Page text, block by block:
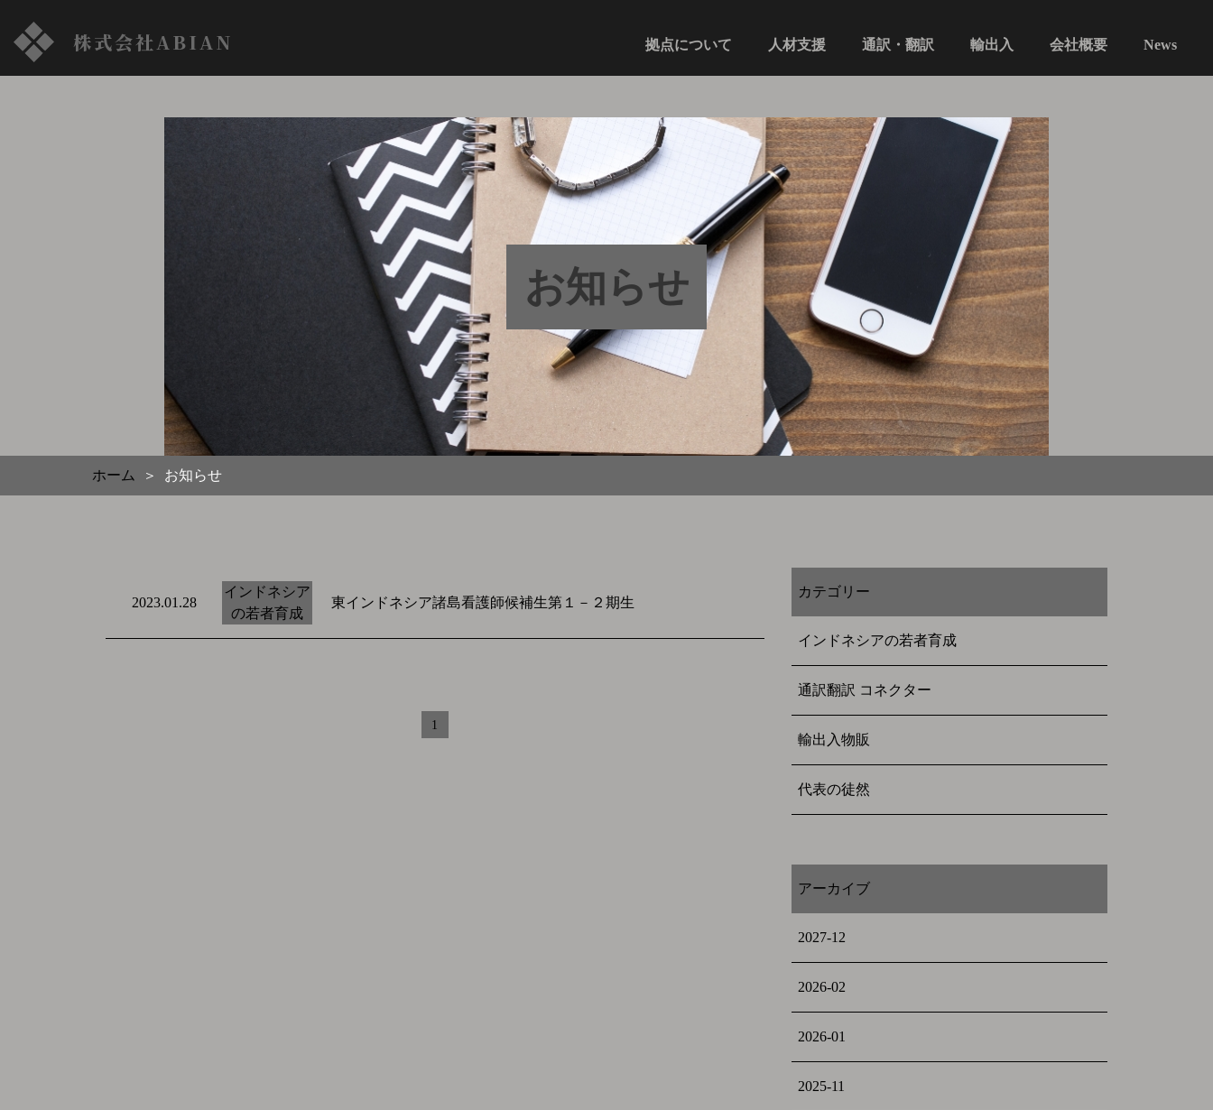
株式会社ABIAN 拠点について 人材支援 通訳・翻訳​​​​​​​ 輸出入 会社概要 News
お知らせ
ホーム ＞ お知らせ
2023.01.28
インドネシア
の若者育成
東インドネシア諸島看護師候補生第１－２期生
1
カテゴリー
インドネシアの若者育成
通訳翻訳 コネクター
輸出入物販
代表の徒然
アーカイブ
2027-12
2026-02
2026-01
2025-11